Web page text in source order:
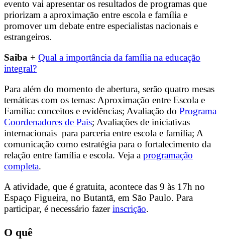
evento vai apresentar os resultados de programas que
priorizam a aproximação entre escola e família e
promover um debate entre especialistas nacionais e
estrangeiros.
Saiba + Qual a importância da família na educação
integral?
Para além do momento de abertura, serão quatro mesas
temáticas com os temas: Aproximação entre Escola e
Família: conceitos e evidências; Avaliação do Programa
Coordenadores de Pais; Avaliações de iniciativas
internacionais para parceria entre escola e família; A
comunicação como estratégia para o fortalecimento da
relação entre família e escola. Veja a programação
completa.
A atividade, que é gratuita, acontece das 9 às 17h no
Espaço Figueira, no Butantã, em São Paulo. Para
participar, é necessário fazerinscrição.
O quê